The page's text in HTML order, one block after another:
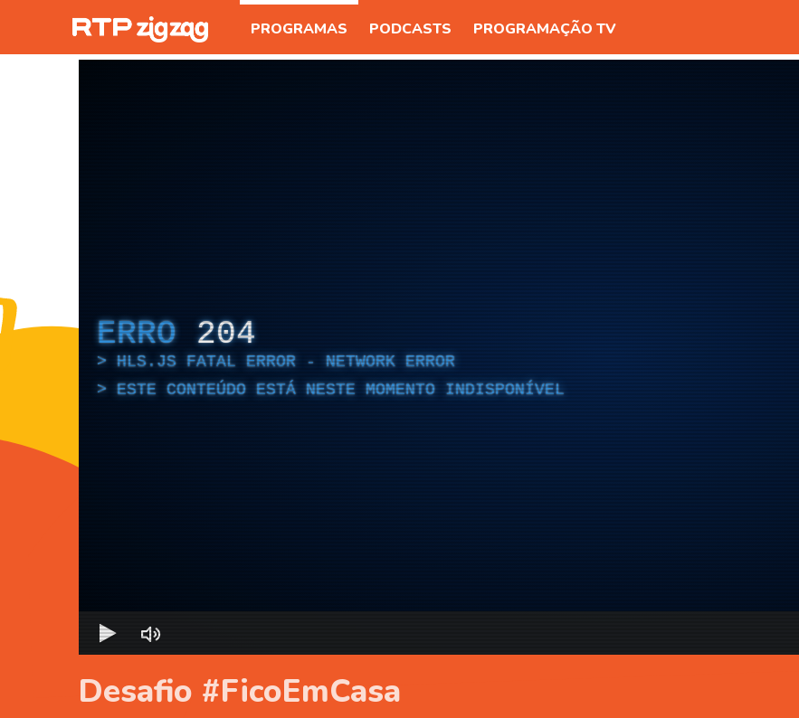
PROGRAMAS PODCASTS PROGRAMAÇÃO TV
ERRO 204
HLS.JS FATAL ERROR - NETWORK ERROR
ESTE CONTEÚDO ESTÁ NESTE MOMENTO INDISPONÍVEL
Desafio #FicoEmCasa